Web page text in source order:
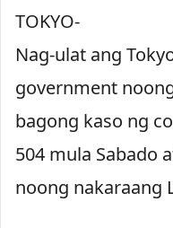
TOKYO-
Nag-ulat ang
government
bagong kaso ng
504 mula Sabado
noong nakaraang